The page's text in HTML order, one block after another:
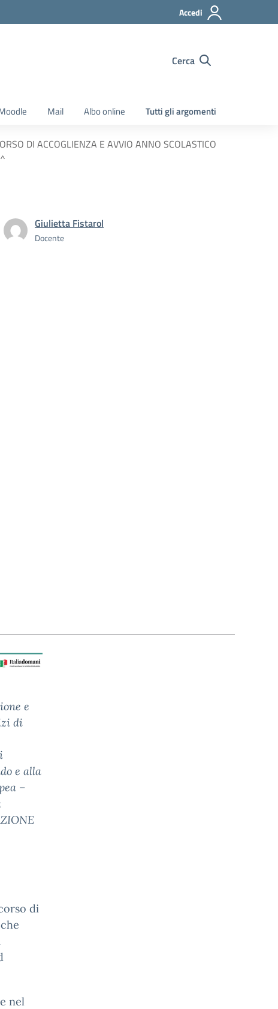
Accedi
Cerca
Mail Albo online Tutti gli argomenti
DI ACCOGLIENZA E AVVIO ANNO SCOLASTICO
Giulietta Fistarol
Docente
e
di
e alla
–
di
nel